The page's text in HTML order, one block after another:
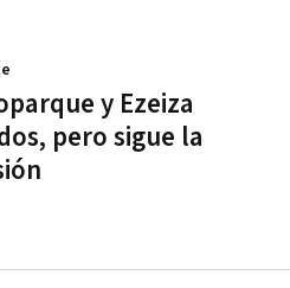
y Ezeiza
pero sigue la